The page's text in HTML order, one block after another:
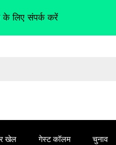
खेल गेस्ट कॉलम चुनाव
के लिए संपर्क करें